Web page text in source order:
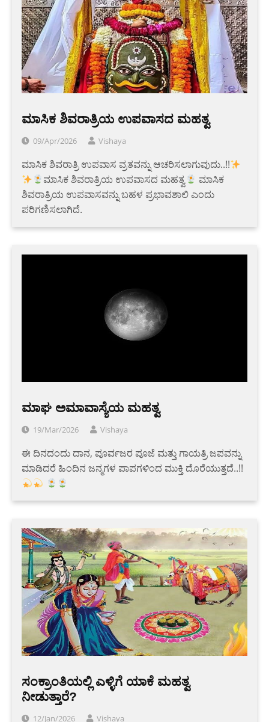
ಮಾಸಿಕ ಶಿವರಾತ್ರಿಯ ಉಪವಾಸದ ಮಹತ್ವ
09/Apr/2026 Vishaya
ಮಾಸಿಕ ಶಿವರಾತ್ರಿ ಉಪವಾಸ ವ್ರತವನ್ನು ಆಚರಿಸಲಾಗುವುದು..!!
ಮಾಸಿಕ ಶಿವರಾತ್ರಿಯ ಉಪವಾಸದ ಮಹತ್ವ
ಮಾಸಿಕ
ಶಿವರಾತ್ರಿಯ ಉಪವಾಸವನ್ನು ಬಹಳ ಪ್ರಭಾವಶಾಲಿ ಎಂದು
ಪರಿಗಣಿಸಲಾಗಿದೆ.
ಮಾಘ ಅಮಾವಾಸ್ಯೆಯ ಮಹತ್ವ
19/Mar/2026 Vishaya
ಈ ದಿನದಂದು ದಾನ, ಪೂರ್ವಜರ ಪೂಜೆ ಮತ್ತು ಗಾಯತ್ರಿ ಜಪವನ್ನು
ಮಾಡಿದರೆ ಹಿಂದಿನ ಜನ್ಮಗಳ ಪಾಪಗಳಿಂದ ಮುಕ್ತಿ ದೊರೆಯುತ್ತದೆ..!!
ಸಂಕ್ರಾಂತಿಯಲ್ಲಿ ಎಳ್ಳಿಗೆ ಯಾಕೆ ಮಹತ್ವ
ನೀಡುತ್ತಾರೆ?
12/Jan/2026 Vishaya